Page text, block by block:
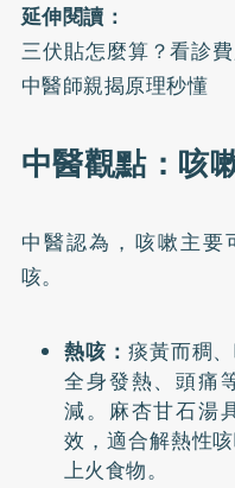
延伸閱讀：
三伏貼怎麼算？看診
中醫師親揭原理秒懂
中醫觀點：咳
中醫認為，咳嗽主
咳。
熱咳： 痰黃而稠
全身發熱、頭痛
減。麻杏甘石湯
效，適合解熱性
上火食物。